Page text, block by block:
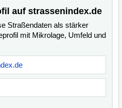
auf strassenindex.de
Straßendaten als stärker
mit Mikrolage, Umfeld und